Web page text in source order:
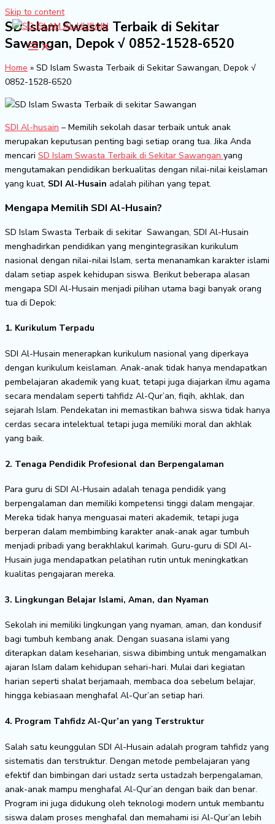
Skip to content
SD Islam Swasta Terbaik di Sekitar
Sawangan, Depok √ 0852-1528-6520
Home » SD Islam Swasta Terbaik di Sekitar Sawangan, Depok √
0852-1528-6520
SDI Al-husain – Memilih sekolah dasar terbaik untuk anak
merupakan keputusan penting bagi setiap orang tua. Jika Anda
mencari SD Islam Swasta Terbaik di Sekitar Sawangan yang
mengutamakan pendidikan berkualitas dengan nilai-nilai keislaman
yang kuat, SDI Al-Husain adalah pilihan yang tepat.
Mengapa Memilih SDI Al-Husain?
SD Islam Swasta Terbaik di sekitar Sawangan, SDI Al-Husain
menghadirkan pendidikan yang mengintegrasikan kurikulum
nasional dengan nilai-nilai Islam, serta menanamkan karakter islami
dalam setiap aspek kehidupan siswa. Berikut beberapa alasan
mengapa SDI Al-Husain menjadi pilihan utama bagi banyak orang
tua di Depok:
1. Kurikulum Terpadu
SDI Al-Husain menerapkan kurikulum nasional yang diperkaya
dengan kurikulum keislaman. Anak-anak tidak hanya mendapatkan
pembelajaran akademik yang kuat, tetapi juga diajarkan ilmu agama
secara mendalam seperti tahfidz Al-Qur’an, fiqih, akhlak, dan
sejarah Islam. Pendekatan ini memastikan bahwa siswa tidak hanya
cerdas secara intelektual tetapi juga memiliki moral dan akhlak
yang baik.
2. Tenaga Pendidik Profesional dan Berpengalaman
Para guru di SDI Al-Husain adalah tenaga pendidik yang
berpengalaman dan memiliki kompetensi tinggi dalam mengajar.
Mereka tidak hanya menguasai materi akademik, tetapi juga
berperan dalam membimbing karakter anak-anak agar tumbuh
menjadi pribadi yang berakhlakul karimah. Guru-guru di SDI Al-
Husain juga mendapatkan pelatihan rutin untuk meningkatkan
kualitas pengajaran mereka.
3. Lingkungan Belajar Islami, Aman, dan Nyaman
Sekolah ini memiliki lingkungan yang nyaman, aman, dan kondusif
bagi tumbuh kembang anak. Dengan suasana islami yang
diterapkan dalam keseharian, siswa dibimbing untuk mengamalkan
ajaran Islam dalam kehidupan sehari-hari. Mulai dari kegiatan
harian seperti shalat berjamaah, membaca doa sebelum belajar,
hingga kebiasaan menghafal Al-Qur’an setiap hari.
4. Program Tahfidz Al-Qur’an yang Terstruktur
Salah satu keunggulan SDI Al-Husain adalah program tahfidz yang
sistematis dan terstruktur. Dengan metode pembelajaran yang
efektif dan bimbingan dari ustadz serta ustadzah berpengalaman,
anak-anak mampu menghafal Al-Qur’an dengan baik dan benar.
Program ini juga didukung oleh teknologi modern untuk membantu
siswa dalam proses menghafal dan memahami isi Al-Qur’an lebih